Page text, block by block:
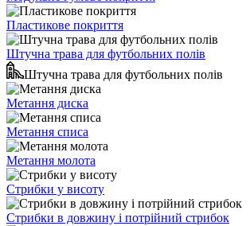
Пластикове покриття
Штучна трава для футбольних полів
Штучна трава для футбольних полів
Метання диска
Метання списа
Метання молота
Стрибки у висоту
Стрибки в довжину і потрійний стрибок